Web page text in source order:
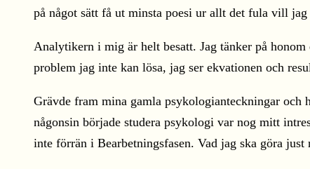
på något sätt få ut minsta poesi ur allt det fula vill jag
Analytikern i mig är helt besatt. Jag tänker på
problem jag inte kan lösa, jag ser ekvationen och
Grävde fram mina gamla psykologianteckningar och
någonsin började studera psykologi var nog mitt
inte förrän i Bearbetningsfasen. Vad jag ska göra